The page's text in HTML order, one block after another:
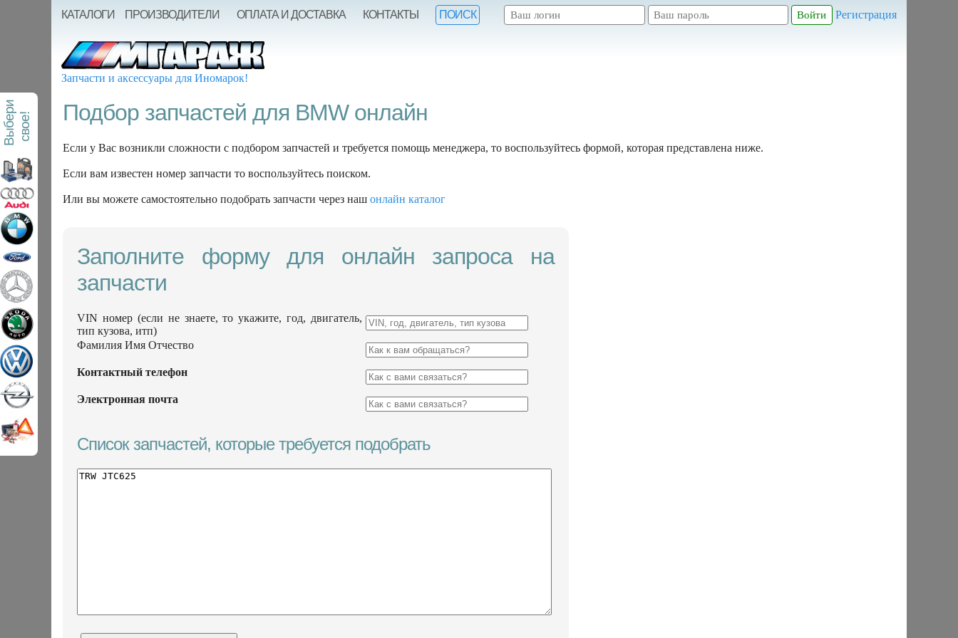
В
ы
б
е
р
и
с
в
о
е!
Регистрация
КАТАЛОГИ ПРОИЗВОДИТЕЛИ ОПЛАТА И ДОСТАВКА КОНТАКТЫ ПОИСК
Запчасти и аксессуары для Иномарок!
Подбор запчастей для BMW онлайн
Если у Вас возникли сложности с подбором запчастей и требуется помощь менеджера, то воспользуйтесь формой, которая представлена ниже.
Если вам известен номер запчасти то воспользуйтесь поиском.
Или вы можете самостоятельно подобрать запчасти через наш онлайн каталог
Заполните форму для онлайн запроса на
запчасти
VIN номер (если не знаете, то укажите, год, двигатель,
тип кузова, итп)
Фамилия Имя Отчество
Контактный телефон
Электронная почта
Список запчастей, которые требуется подобрать